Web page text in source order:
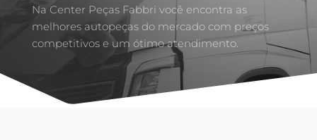
Na Center Peças Fabbri você encontra as
melhores autopeças do mercado com preços
competitivos e um ótimo atendimento.